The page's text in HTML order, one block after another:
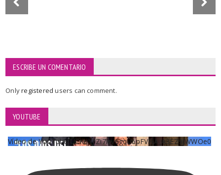
ESCRIBE UN COMENTARIO
Onlyregisteredusers can comment.
YOUTUBE
Vídeo de YouTube UCKqYjiZi7lzy6gqU6pFVFiA_A3EZ9JWWOe0